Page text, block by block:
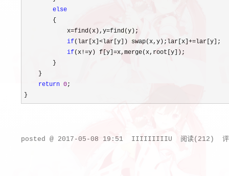
else
        {
            x
=find(x),y=find(y);
if(lar[x]<lar[y]) swap(x,y);lar[x]+=lar[y];
if(x!=y) f[y]=x,merge(x,root[y]);
        }
    }
return 0;
}
posted @ 2017-05-08 19:51 IIIIIIIIIU 阅读( 212 ) 评